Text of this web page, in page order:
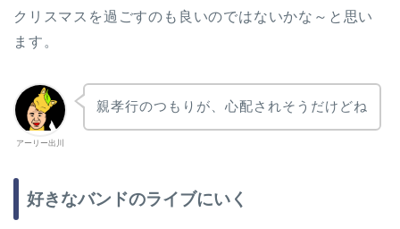
クリスマスを過ごすのも良いのではないかな～と思い
ます。
アーリー出川
親孝行のつもりが、心配されそうだけどね
好きなバンドのライブにいく